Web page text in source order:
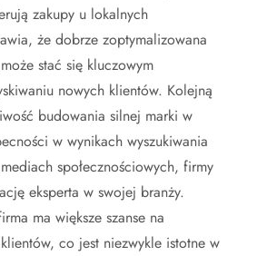
zakupy u lokalnych
że dobrze zoptymalizowana
stać się kluczowym
nowych klientów. Kolejną
budowania silnej marki w
w wynikach wyszukiwania
społecznościowych, firmy
eksperta w swojej branży.
ma większe szanse na
co jest niezwykle istotne w